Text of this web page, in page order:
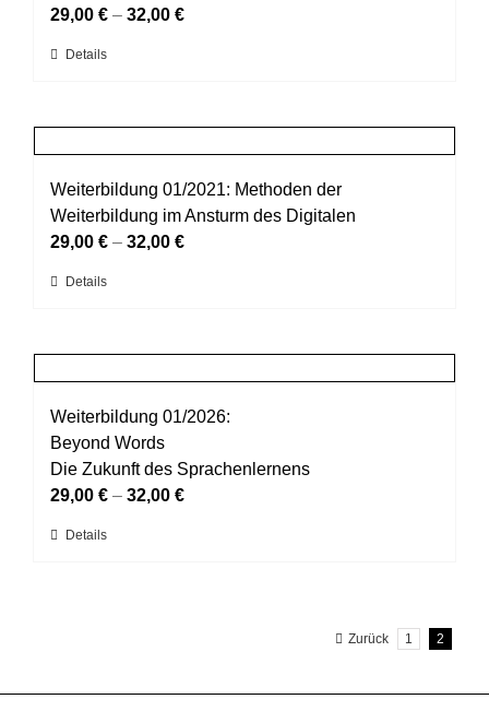
Optionen
auf
29,00 € – 32,00 €
Dieses
Varianten
auf.
Die
Optionen
auf
Details
Weiterbildung 01/2021: Methoden der
Weiterbildung im Ansturm des Digitalen
29,00 € – 32,00 €
Dieses
Varianten
auf.
Die
Optionen
können
der
Details
Weiterbildung 01/2026:
Beyond Words
Die Zukunft des Sprachenlernens
29,00 € – 32,00 €
Dieses
Die
Details
Zurück 1 2